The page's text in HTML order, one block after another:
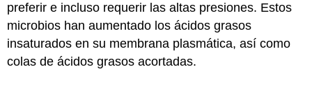
preferir e incluso requerir las altas presiones. Estos
microbios han aumentado los ácidos grasos
insaturados en su membrana plasmática, así como
colas de ácidos grasos acortadas.